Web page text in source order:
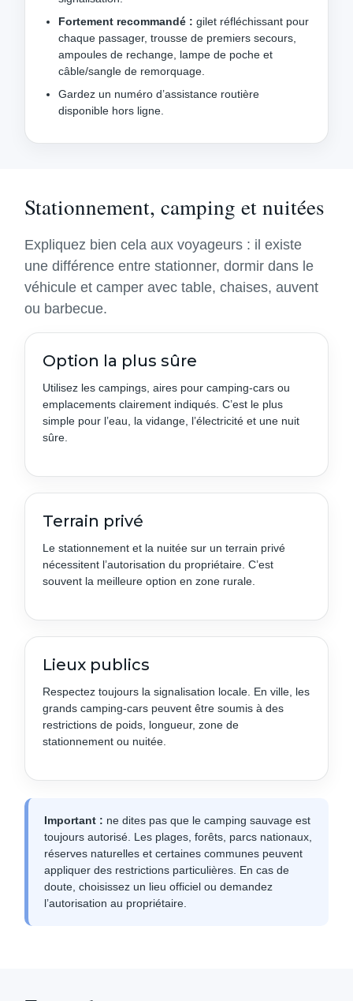
Fortement recommandé : gilet réfléchissant pour
chaque passager, trousse de premiers secours,
ampoules de rechange, lampe de poche et
câble/sangle de remorquage.
Gardez un numéro d’assistance routière
disponible hors ligne.
Stationnement, camping et nuitées
Expliquez bien cela aux voyageurs : il existe
une différence entre stationner, dormir dans le
véhicule et camper avec table, chaises, auvent
ou barbecue.
Option la plus sûre
Utilisez les campings, aires pour camping-cars ou
emplacements clairement indiqués. C’est le plus
simple pour l’eau, la vidange, l’électricité et une nuit
sûre.
Terrain privé
Le stationnement et la nuitée sur un terrain privé
nécessitent l’autorisation du propriétaire. C’est
souvent la meilleure option en zone rurale.
Lieux publics
Respectez toujours la signalisation locale. En ville, les
grands camping-cars peuvent être soumis à des
restrictions de poids, longueur, zone de
stationnement ou nuitée.
Important : ne dites pas que le camping sauvage est
toujours autorisé. Les plages, forêts, parcs nationaux,
réserves naturelles et certaines communes peuvent
appliquer des restrictions particulières. En cas de
doute, choisissez un lieu officiel ou demandez
l’autorisation au propriétaire.